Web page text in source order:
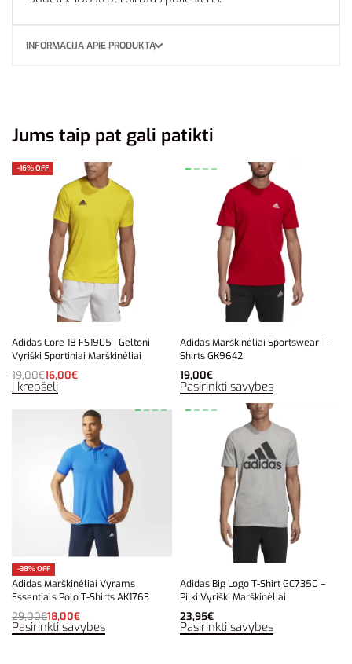
INFORMACIJA APIE PRODUKTĄ
Jums taip pat gali patikti
-16% OFF
Adidas Core 18 FS1905 | Geltoni
Vyriški Sportiniai Marškinėliai
19,00€16,00€
Į krepšelį
Adidas Marškinėliai Sportswear T-
Shirts GK9642
19,00€
Pasirinkti savybes
-38% OFF
Adidas Marškinėliai Vyrams
Essentials Polo T-Shirts AK1763
29,00€18,00€
Pasirinkti savybes
Adidas Big Logo T-Shirt GC7350 –
Pilki Vyriški Marškinėliai
23,95€
Pasirinkti savybes